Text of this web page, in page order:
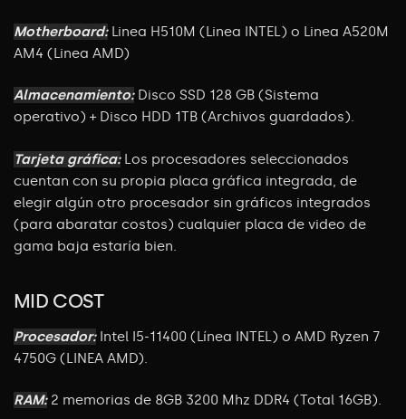
Motherboard:Linea H510M (Linea INTEL) o Linea A520M
AM4 (Linea AMD)
Almacenamiento:Disco SSD 128 GB (Sistema
operativo) + Disco HDD 1TB (Archivos guardados).
Tarjeta gráfica:Los procesadores seleccionados
cuentan con su propia placa gráfica integrada, de
elegir algún otro procesador sin gráficos integrados
(para abaratar costos) cualquier placa de video de
gama baja estaría bien.
MID COST
Procesador:Intel I5-11400 (Línea INTEL) o AMD Ryzen 7
4750G (LINEA AMD).
RAM:2 memorias de 8GB 3200 Mhz DDR4 (Total 16GB).